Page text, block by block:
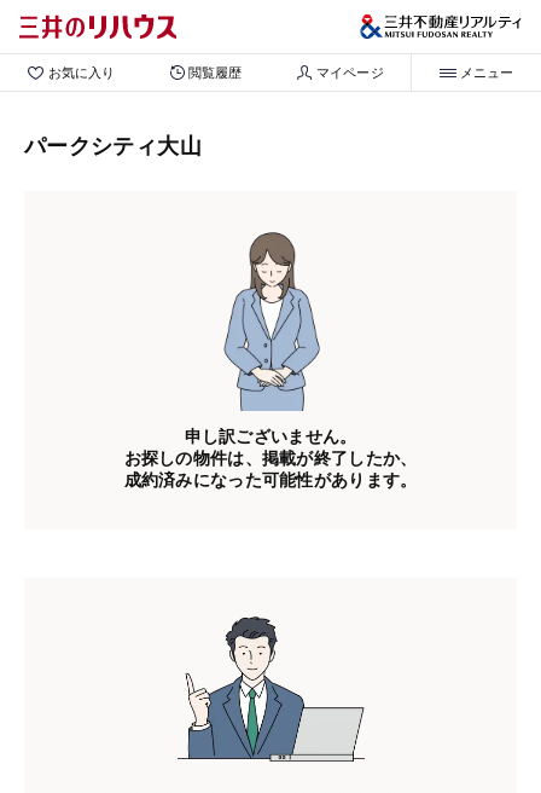
お気に入り 閲覧履歴 マイページ メニュー
パークシティ大山
申し訳ございません。
お探しの物件は、掲載が終了したか、
成約済みになった可能性があります。